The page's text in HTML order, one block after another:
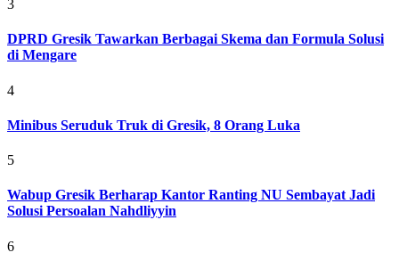
3
DPRD Gresik Tawarkan Berbagai Skema dan Formula Solusi
di Mengare
4
Minibus Seruduk Truk di Gresik, 8 Orang Luka
5
Wabup Gresik Berharap Kantor Ranting NU Sembayat Jadi
Solusi Persoalan Nahdliyyin
6